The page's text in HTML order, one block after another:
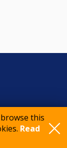
this
Read